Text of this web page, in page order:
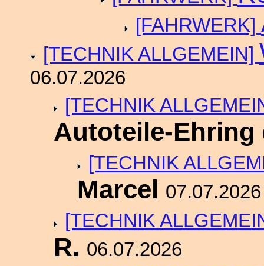
[FAHRWERK]
[TECHNIK ALLGEMEIN]
06.07.2026
[TECHNIK
Autoteile-Ehring
[TECHNIK
Marcel 07.07.2026
[TECHNIK
R. 06.07.2026